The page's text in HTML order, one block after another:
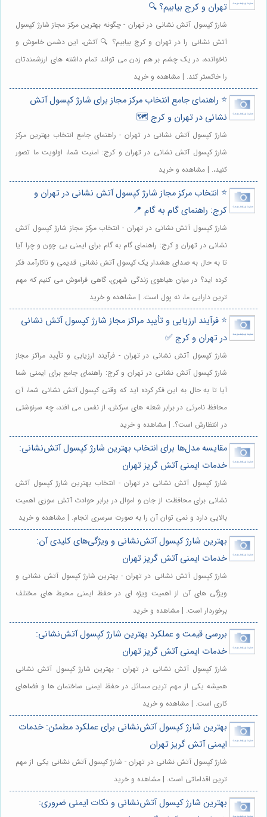
تهران و کرج بیابیم؟ 🔍
شارژ کپسول آتش نشانی در تهران - چگونه بهترین مرکز مجاز شارژ کپسول
آتش نشانی را در تهران و کرج بیابیم؟ 🔍 آتش، این دشمن خاموش و
ناخوانده، در یک چشم بر هم زدن می تواند تمام داشته های ارزشمندتان
را خاکستر کند. | مشاهده و خرید
⭐️ راهنمای جامع انتخاب مرکز مجاز برای شارژ کپسول آتش
نشانی در تهران و کرج 🗺️
شارژ کپسول آتش نشانی در تهران - راهنمای جامع انتخاب بهترین مرکز
شارژ کپسول آتش نشانی در تهران و کرج: امنیت شما، اولویت ما تصور
کنید،. | مشاهده و خرید
⭐️ انتخاب مرکز مجاز شارژ کپسول آتش نشانی در تهران و
کرج: راهنمای گام به گام 📍
شارژ کپسول آتش نشانی در تهران - انتخاب مرکز مجاز شارژ کپسول آتش
نشانی در تهران و کرج: راهنمای گام به گام برای ایمنی بی چون و چرا آیا
تا به حال به صدای هشدار یک کپسول آتش نشانی قدیمی و ناکارآمد فکر
کرده اید؟ در میان هیاهوی زندگی شهری، گاهی فراموش می کنیم که مهم
ترین دارایی ما، نه پول است. | مشاهده و خرید
⭐️ فرآیند ارزیابی و تأیید مراکز مجاز شارژ کپسول آتش نشانی
در تهران و کرج ✅
شارژ کپسول آتش نشانی در تهران - فرآیند ارزیابی و تأیید مراکز مجاز
شارژ کپسول آتش نشانی در تهران و کرج: راهنمای جامع برای ایمنی شما
آیا تا به حال به این فکر کرده اید که وقتی کپسول آتش نشانی شما، آن
محافظ نامرئی در برابر شعله های سرکش، از نفس می افتد، چه سرنوشتی
در انتظارش است؟. | مشاهده و خرید
مقایسه مدل‌ها برای انتخاب بهترین شارژ کپسول آتش‌نشانی:
خدمات ایمنی آتش گریز تهران
شارژ کپسول آتش نشانی در تهران - انتخاب بهترین شارژ کپسول آتش
نشانی برای محافظت از جان و اموال در برابر حوادث آتش سوزی اهمیت
بالایی دارد و نمی توان آن را به صورت سرسری انجام. | مشاهده و خرید
بهترین شارژ کپسول آتش‌نشانی و ویژگی‌های کلیدی آن:
خدمات ایمنی آتش گریز تهران
شارژ کپسول آتش نشانی در تهران - بهترین شارژ کپسول آتش نشانی و
ویژگی های آن از اهمیت ویژه ای در حفظ ایمنی محیط های مختلف
برخوردار است. | مشاهده و خرید
بررسی قیمت و عملکرد بهترین شارژ کپسول آتش‌نشانی:
خدمات ایمنی آتش گریز تهران
شارژ کپسول آتش نشانی در تهران - بهترین شارژ کپسول آتش نشانی
همیشه یکی از مهم ترین مسائل در حفظ ایمنی ساختمان ها و فضاهای
کاری است. | مشاهده و خرید
بهترین شارژ کپسول آتش‌نشانی برای عملکرد مطمئن: خدمات
ایمنی آتش گریز تهران
شارژ کپسول آتش نشانی در تهران - شارژ کپسول آتش نشانی یکی از مهم
ترین اقداماتی است. | مشاهده و خرید
بهترین شارژ کپسول آتش‌نشانی و نکات ایمنی ضروری: